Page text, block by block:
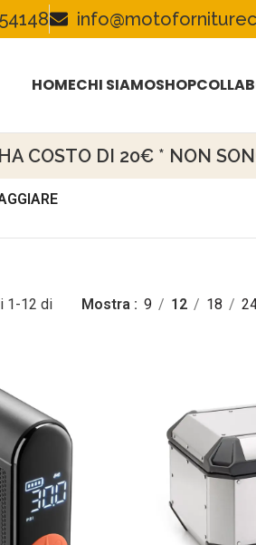
HOMECHI SIAMOSHOP
COSTO DI 20€ * NON
1-12 di
Mostra 9 12 18